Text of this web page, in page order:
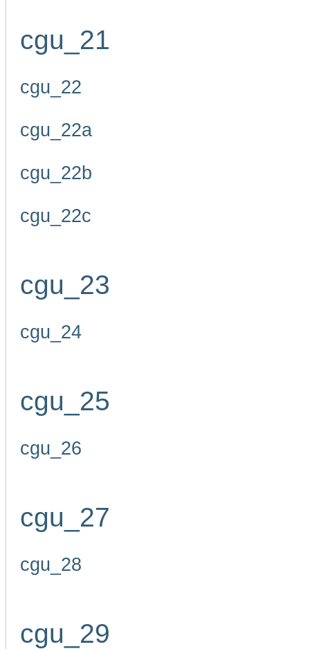
cgu_21
cgu_22
cgu_22a
cgu_22b
cgu_22c
cgu_23
cgu_24
cgu_25
cgu_26
cgu_27
cgu_28
cgu_29